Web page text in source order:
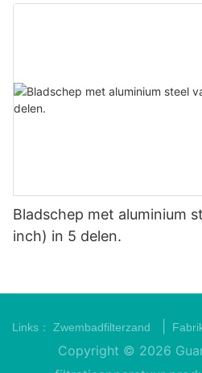
Bladschep met aluminium
inch) in 5 delen.
Links： Zwembadfilterzand
Copyright © 2026